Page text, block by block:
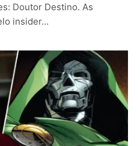
Doutor Destino. As
insider…